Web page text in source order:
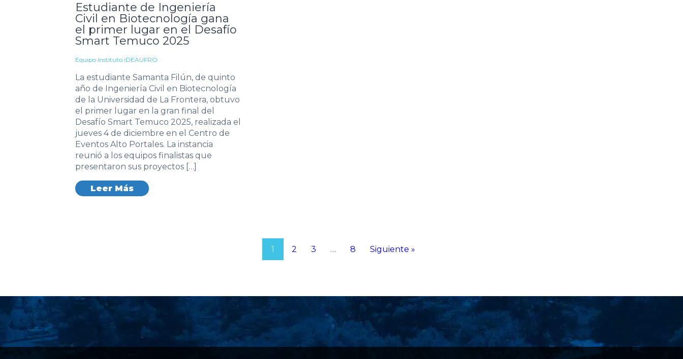
Estudiante de Ingeniería
Civil en Biotecnología gana
el primer lugar en el Desafío
Smart Temuco 2025
Equipo Instituto iDEAUFRO
La estudiante Samanta Filún, de quinto
año de Ingeniería Civil en Biotecnología
de la Universidad de La Frontera, obtuvo
el primer lugar en la gran final del
Desafío Smart Temuco 2025, realizada el
jueves 4 de diciembre en el Centro de
Eventos Alto Portales. La instancia
reunió a los equipos finalistas que
presentaron sus proyectos […]
Leer Más
1 2 3 … 8 Siguiente »